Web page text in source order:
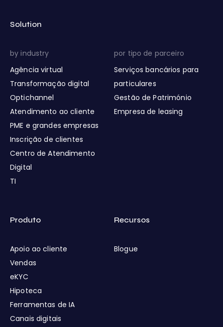
Solution
by industry
Agência virtual
Transformação digital
Optichannel
Atendimento ao cliente
PME e grandes empresas
Inscrição de clientes
Centro de Atendimento
Digital
TI
por tipo de parceiro
Serviços bancários para
particulares
Gestão de Património
Empresa de leasing
Produto
Apoio ao cliente
Vendas
eKYC
Hipoteca
Ferramentas de IA
Canais digitais
Recursos
Blogue